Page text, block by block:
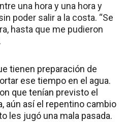
una hora y una hora y
poder salir a la costa. “Se
hasta que me pudieron
tienen preparación de
ese tiempo en el agua.
que tenían previsto el
aún así el repentino cambio
les jugó una mala pasada.